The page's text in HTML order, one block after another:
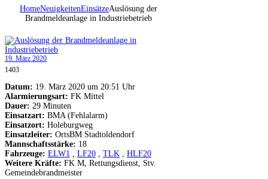
HomeNeuigkeitenEinsätzeAuslösung der
Brandmeldeanlage in Industriebetrieb
19. März 2020
1403
Datum: 19. März 2020 um 20:51 Uhr
Alarmierungsart: FK Mittel
Dauer: 29 Minuten
Einsatzart: BMA (Fehlalarm)
Einsatzort: Holeburgweg
Einsatzleiter: OrtsBM Stadtoldendorf
Mannschaftsstärke: 18
Fahrzeuge: ELW1 LF20 TLK
HLF20
Weitere Kräfte: FK M, Rettungsdienst, Stv.
Gemeindebrandmeister